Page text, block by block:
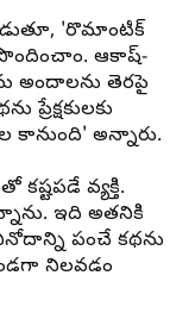
'రొమాంటిక్
ఆకాష్-
అందాలను తెరపై
కానుంది' అన్నారు.
వ్యక్తి.
ఇది అతనికి
వినోదాన్ని పంచే కథను
నిలవడం